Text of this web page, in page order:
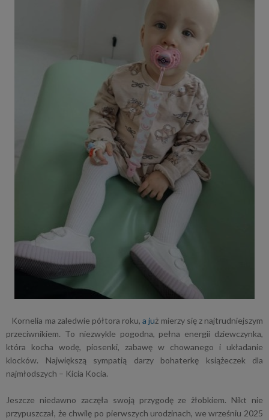
Kornelia ma zaledwie półtora roku,a już mierzy się z najtrudniejszym
przeciwnikiem. To niezwykle pogodna, pełna energii dziewczynka,
która kocha wodę, piosenki, zabawę w chowanego i układanie
klocków. Największą sympatią darzy bohaterkę książeczek dla
najmłodszych – Kicia Kocia.
Jeszcze niedawno zaczęła swoją przygodę ze żłobkiem. Nikt nie
przypuszczał, że chwilę po pierwszych urodzinach, we wrześniu 2025